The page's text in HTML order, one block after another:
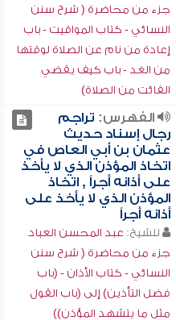
جزء من محاضرة ( شرح سنن
النسائي - كتاب المواقيت - باب
إعادة من نام عن الصلاة لوقتها
من الغد - باب كيف يقضي
الفائت من الصلاة)
الفهرس: تراجم
رجال إسناد حديث
عثمان بن أبي العاص في
اتخاذ المؤذن الذي لا يأخذ
على أذانه أجراً , اتخاذ
المؤذن الذي لا يأخذ على
أذانه أجراً
للشيخ: عبد المحسن العباد
جزء من محاضرة ( شرح سنن
النسائي - كتاب الأذان - (باب
فضل التأذين) إلى (باب القول
مثل ما يتشهد المؤذن))